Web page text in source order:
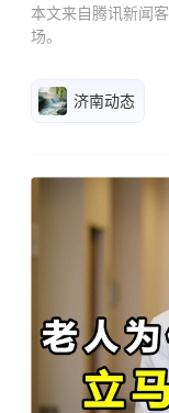
本文来自腾讯新闻
场。
济南动态